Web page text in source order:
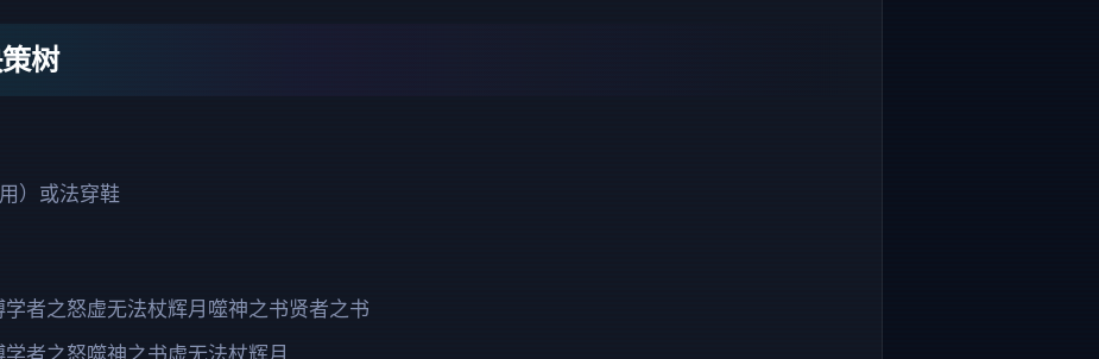
树
）或法穿鞋
者之怒虚无法杖辉月噬神之书贤者之书
者之怒噬神之书虚无法杖辉月